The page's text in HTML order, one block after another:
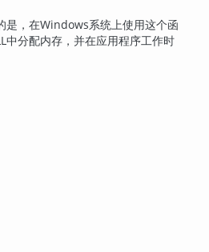
是，在Windows系统上使用这个函
中分配内存，并在应用程序工作时